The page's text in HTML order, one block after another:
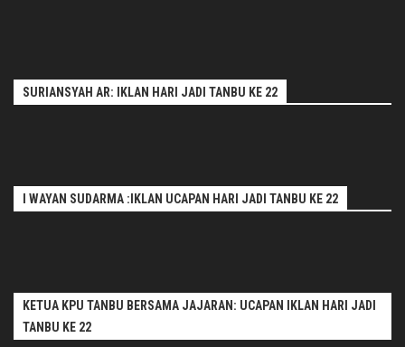
SURIANSYAH AR: IKLAN HARI JADI TANBU KE 22
I WAYAN SUDARMA :IKLAN UCAPAN HARI JADI TANBU KE 22
KETUA KPU TANBU BERSAMA JAJARAN: UCAPAN IKLAN HARI JADI
TANBU KE 22